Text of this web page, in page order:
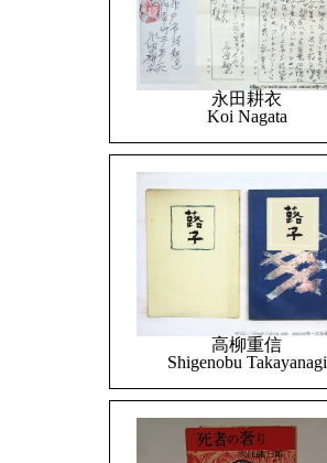
永田耕衣
Koi Nagata
高柳重信
Shigenobu Takayanagi